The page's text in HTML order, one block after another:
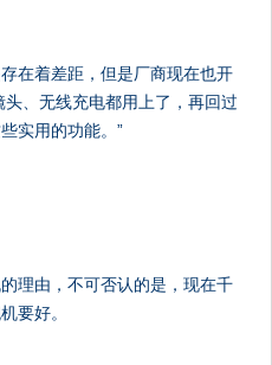
在着差距，但是厂商现在也开
、无线充电都用上了，再回过
实用的功能。”
理由，不可否认的是，现在千
要好。